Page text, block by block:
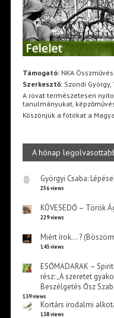
Támogató:NKA
Szerkesztő:Szondi György,
A rovat természetesen
tanulmányukat,
Köszönjük a fotókat a
A hónap
Györgyi Csaba:
256 views
KÖVESEDŐ – Török
229 views
Miért írok… ?
143 views
ESŐMADARAK –
rész: „A szeretet
Beszélgetés Ősz
139 views
Kortárs irodalmi
138 views